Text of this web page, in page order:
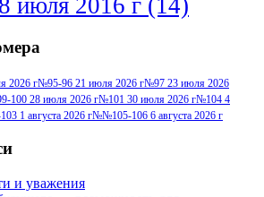
июля 2016 г (14)
№96 9 августа 2012
июля 2015 г(9) №96+97 3
№96+97 30 июля
№97 30 июля 2015 г
2026 г№95-96 21 июля 2026 г№97 23 июля 2026
100 28 июля 2026 г№101 30 июля 2026 г№104 4
1 августа 2026 г№№105-106 6 августа 2026 г
и уважения